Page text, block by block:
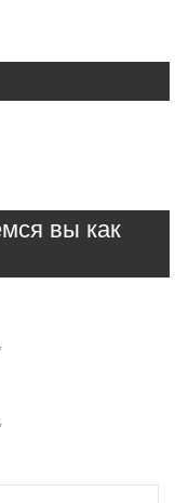
вы как